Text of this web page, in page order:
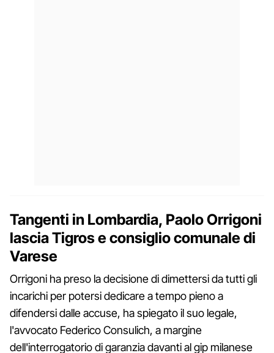
Tangenti in Lombardia, Paolo Orrigoni
lascia Tigros e consiglio comunale di
Varese
Orrigoni ha preso la decisione di dimettersi da tutti gli
incarichi per potersi dedicare a tempo pieno a
difendersi dalle accuse, ha spiegato il suo legale,
l'avvocato Federico Consulich, a margine
dell'interrogatorio di garanzia davanti al gip milanese